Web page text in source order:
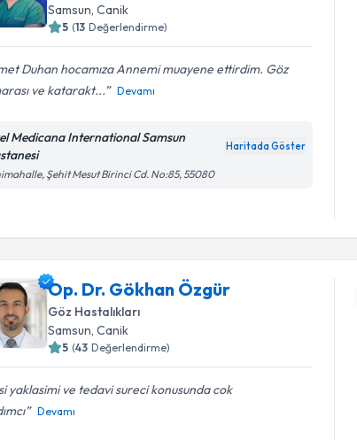
Samsun, Canik
5 (13 Değerlendirme)
Duhan hocamıza Annemi muayene ettirdim. Göz
ve katarakt...
Devamı
Medicana International Samsun
Haritada Göster
Şehit Mesut Birinci Cd. No:85, 55080
Op. Dr. Gökhan Özgür
Göz Hastalıkları
Samsun , Canik
5 (43 Değerlendirme)
yaklasimi ve tedavi sureci konusunda cok
Devamı